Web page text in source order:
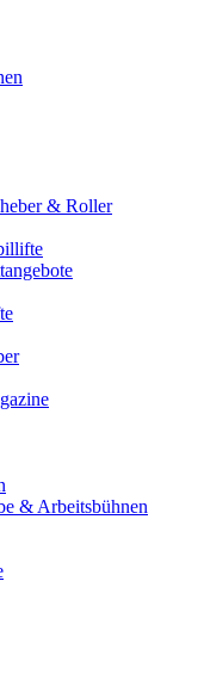
& Roller
& Arbeitsbühnen